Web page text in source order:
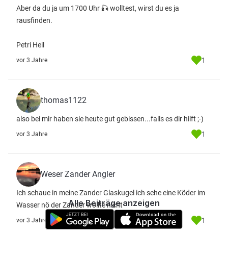
Aber da du ja um 1700 Uhr 🎣 wolltest, wirst du es ja
rausfinden.
Petri Heil
vor 3 Jahre 1
thomas1122
also bei mir haben sie heute gut gebissen...falls es dir hilft ;-)
vor 3 Jahre 1
Weser Zander Angler
Ich schaue in meine Zander Glaskugel ich sehe eine Köder im
Wasser nö der Zander wollte nicht
vor 3 Jahre 1
Alle Beiträge anzeigen